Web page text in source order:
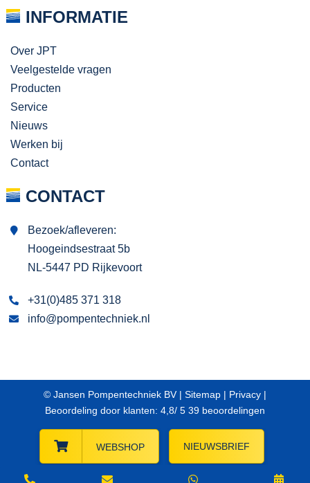
INFORMATIE
Over JPT
Veelgestelde vragen
Producten
Service
Nieuws
Werken bij
Contact
CONTACT
Bezoek/afleveren:
Hoogeindsestraat 5b
NL-5447 PD Rijkevoort
+31(0)485 371 318
info@pompentechniek.nl
© Jansen Pompentechniek BV | Sitemap | Privacy |
Beoordeling door klanten: 4,8/ 5 39 beoordelingen
WEBSHOP NIEUWSBRIEF